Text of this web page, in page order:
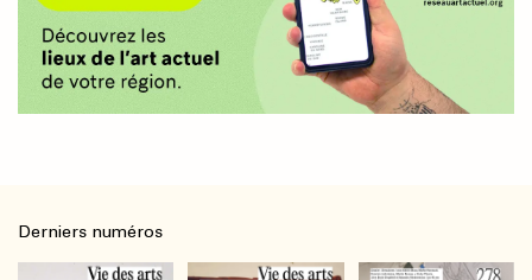
Derniers numéros